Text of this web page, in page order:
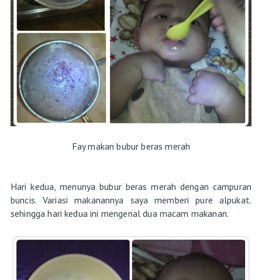
Fay makan bubur beras merah
Hari kedua, menunya bubur beras merah dengan campuran
buncis. Variasi makanannya saya memberi pure alpukat.
sehingga hari kedua ini mengenal dua macam makanan.